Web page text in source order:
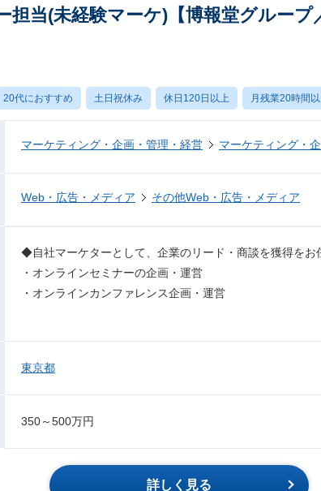
担当(未経験マーケ)【博報堂グループ
20代におすすめ 土日祝休み 休日120日以上 月残業20時間
マーケティング・企画・管理・経営 マーケティング・
Web・広告・メディア その他Web・広告・メディア
◆自社マーケターとして、企業のリード・商談を獲得をお
・オンラインセミナーの企画・運営
・オンラインカンファレンス企画・運営
東京都
350～500万円
詳しく見る